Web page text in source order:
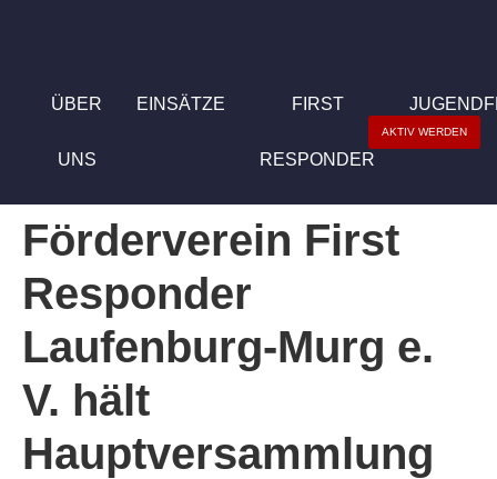
ÜBER
UNS
EINSÄTZE FIRST
RESPONDER
AKTIV WERDEN
Förderverein First
Responder
Laufenburg-Murg e.
V. hält
Hauptversammlung